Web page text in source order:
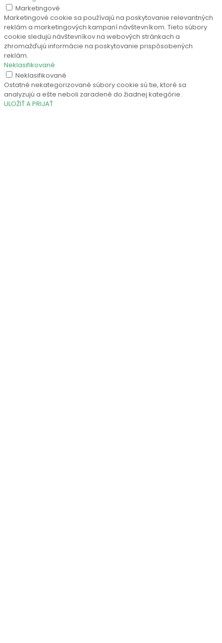
Marketingové
Marketingové cookie sa používajú na poskytovanie relevantných
reklám a marketingových kampaní návštevníkom. Tieto súbory
cookie sledujú návštevníkov na webových stránkach a
zhromažďujú informácie na poskytovanie prispôsobených
reklám.
Neklasifikované
Neklasifikované
Ostatné nekategorizované súbory cookie sú tie, ktoré sa
analyzujú a ešte neboli zaradené do žiadnej kategórie.
ULOŽIŤ A PRIJAŤ